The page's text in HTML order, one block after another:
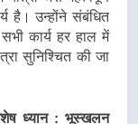
है। उन्होंने संबंधित
कार्य हर हाल में
सुनिश्चित की जा
ध्यान : भूस्खलन